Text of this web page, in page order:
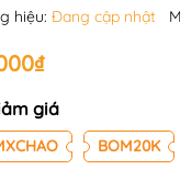
hiệu: Đang cập nhật
giá
BOM20K